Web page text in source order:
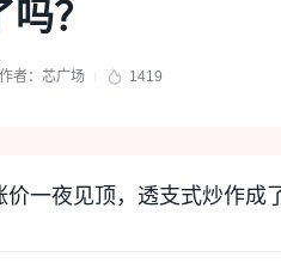
？
作者： 芯广场 1419
价一夜见顶，透支式炒作成